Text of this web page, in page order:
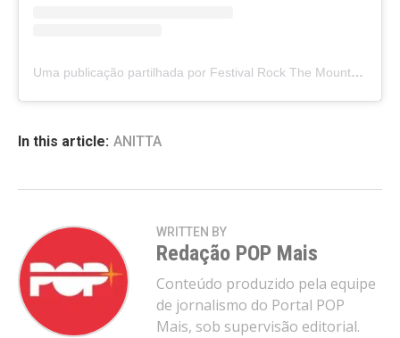
Uma publicação partilhada por Festival Rock The Mountain (@rockthemountain)
In this article: ANITTA
WRITTEN BY
Redação POP Mais
Conteúdo produzido pela equipe
de jornalismo do Portal POP
Mais, sob supervisão editorial.